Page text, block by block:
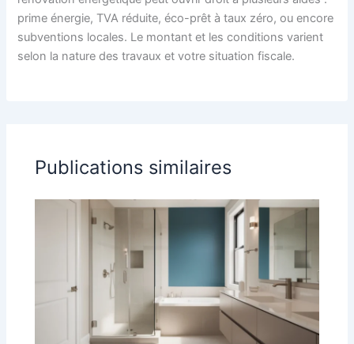
prime énergie, TVA réduite, éco-prêt à taux zéro, ou encore
subventions locales. Le montant et les conditions varient
selon la nature des travaux et votre situation fiscale.
Publications similaires